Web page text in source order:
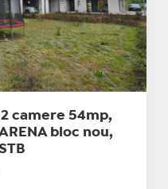
camere 54mp,
bloc nou,